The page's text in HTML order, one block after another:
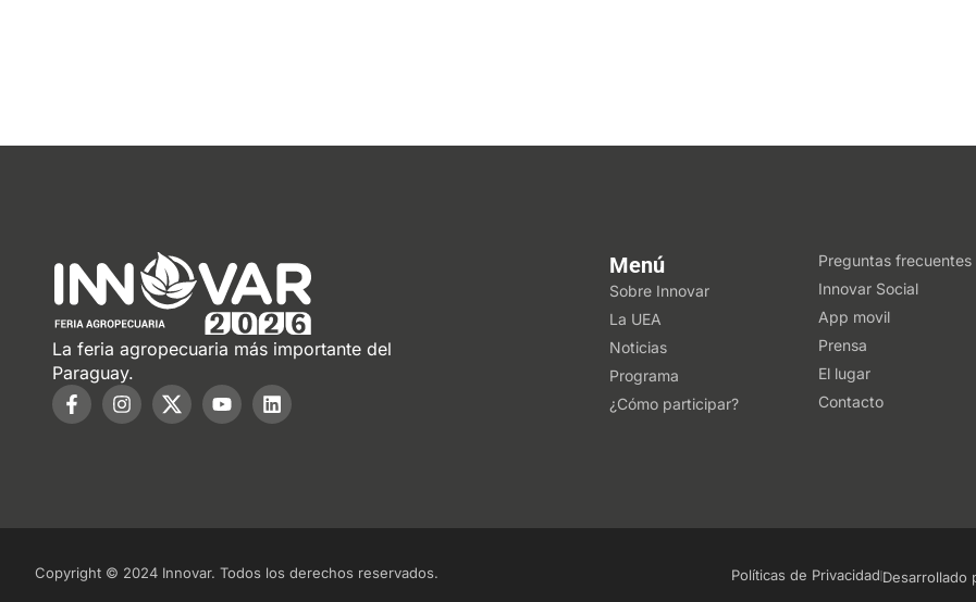
La feria agropecuaria más importante del
Paraguay.
Menú
Sobre Innovar
La UEA
Noticias
Programa
¿Cómo participar?
Preguntas frecuentes
Innovar Social
App movil
Prensa
El lugar
Contacto
Copyright © 2024 Innovar. Todos los derechos reservados. Políticas de Privacidad Desarrollado